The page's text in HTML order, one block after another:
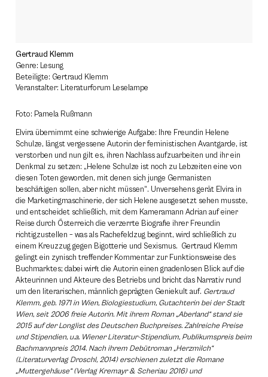
Gertraud Klemm
Genre: Lesung
Beteiligte: Gertraud Klemm
Veranstalter: Literaturforum Leselampe
Foto: Pamela Rußmann
Elvira übernimmt eine schwierige Aufgabe: Ihre Freundin Helene
Schulze, längst vergessene Autorin der feministischen Avantgarde, ist
verstorben und nun gilt es, ihren Nachlass aufzuarbeiten und ihr ein
Denkmal zu setzen: „Helene Schulze ist noch zu Lebzeiten eine von
diesen Toten geworden, mit denen sich junge Germanisten
beschäftigen sollen, aber nicht müssen“. Unversehens gerät Elvira in
die Marketingmaschinerie, der sich Helene ausgesetzt sehen musste,
und entscheidet schließlich, mit dem Kameramann Adrian auf einer
Reise durch Österreich die verzerrte Biografie ihrer Freundin
richtigzustellen – was als Rachefeldzug beginnt, wird schließlich zu
einem Kreuzzug gegen Bigotterie und Sexismus. Gertraud Klemm
gelingt ein zynisch treffender Kommentar zur Funktionsweise des
Buchmarktes; dabei wirft die Autorin einen gnadenlosen Blick auf die
Akteurinnen und Akteure des Betriebs und bricht das Narrativ rund
um den literarischen, männlich geprägten Geniekult auf. Gertraud
Klemm, geb. 1971 in Wien, Biologiestudium, Gutachterin bei der Stadt
Wien, seit 2006 freie Autorin. Mit ihrem Roman „Aberland“ stand sie
2015 auf der Longlist des Deutschen Buchpreises. Zahlreiche Preise
und Stipendien, u.a. Wiener Literatur-Stipendium, Publikumspreis beim
Bachmannpreis 2014. Nach ihrem Debütroman „Herzmilch“
(Literaturverlag Droschl, 2014) erschienen zuletzt die Romane
„Muttergehäuse“ (Verlag Kremayr & Scheriau 2016) und